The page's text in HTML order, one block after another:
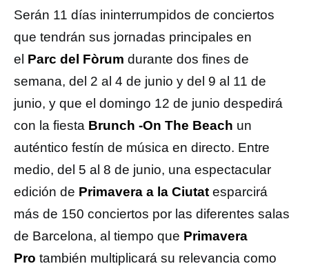
Serán 11 días ininterrumpidos de conciertos
que tendrán sus jornadas principales en
el Parc del Fòrum durante dos fines de
semana, del 2 al 4 de junio y del 9 al 11 de
junio, y que el domingo 12 de junio despedirá
con la fiesta Brunch -On The Beach un
auténtico festín de música en directo. Entre
medio, del 5 al 8 de junio, una espectacular
edición de Primavera a la Ciutat esparcirá
más de 150 conciertos por las diferentes salas
de Barcelona, al tiempo que Primavera
Pro también multiplicará su relevancia como